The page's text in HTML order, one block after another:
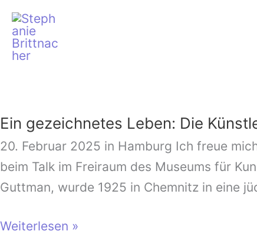
Zum
Inhalt
springen
Ein gezeichnetes Leben: Die
20. Februar 2025 in Hamburg Ich freue
beim Talk im Freiraum des Museums für
Guttman, wurde 1925 in Chemnitz in eine
Leben:
Die
Künstlerin
Lee
Guttman
Weiterlesen »